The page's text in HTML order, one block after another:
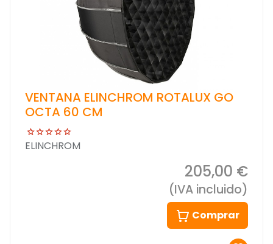
VENTANA ELINCHROM ROTALUX GO
OCTA 60 CM
ELINCHROM
205,00 €
(IVA incluido)
Comprar